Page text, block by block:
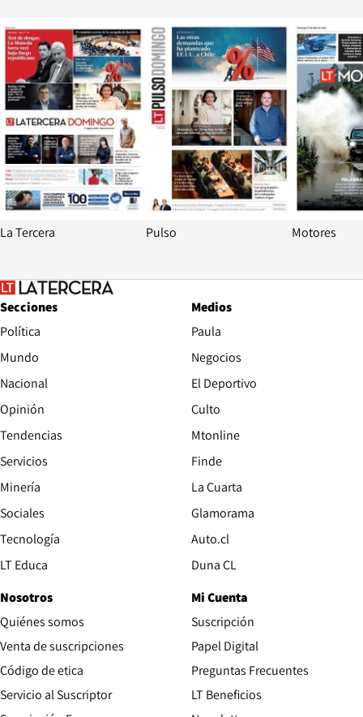
Opens in new window
La Tercera
Opens in
Pulso Motores
Secciones
Política
Mundo
Nacional
Opinión
Tendencias
Servicios
Minería
Sociales
Tecnología
LT Educa
Medios
Paula
Negocios
El Deportivo
Culto
Mtonline
Finde
La Cuarta
Glamorama
Auto.clOpens in new window
Duna CLOpens in new window
Nosotros
Quiénes somos
Venta de suscripciones
Código de etica Opens in new window
Servicio al Suscriptor
Mi Cuenta
Suscripción
Papel DigitalOpens in new
Preguntas Frecuentes
LT Beneficios